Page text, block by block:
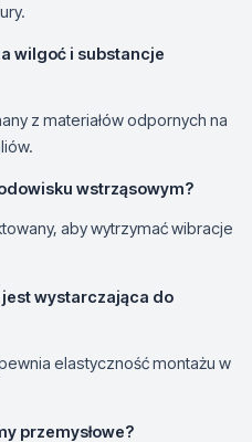
wilgoć i substancje
z materiałów odpornych na
wstrząsowym?
aby wytrzymać wibracje
jest wystarczająca do
elastyczność montażu w
przemysłowe?